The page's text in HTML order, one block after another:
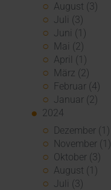
August (3)
Juli (3)
Juni (1)
Mai (2)
April (1)
März (2)
Februar (4)
Januar (2)
2024
Dezember (1)
November (1)
Oktober (3)
August (1)
Juli (3)